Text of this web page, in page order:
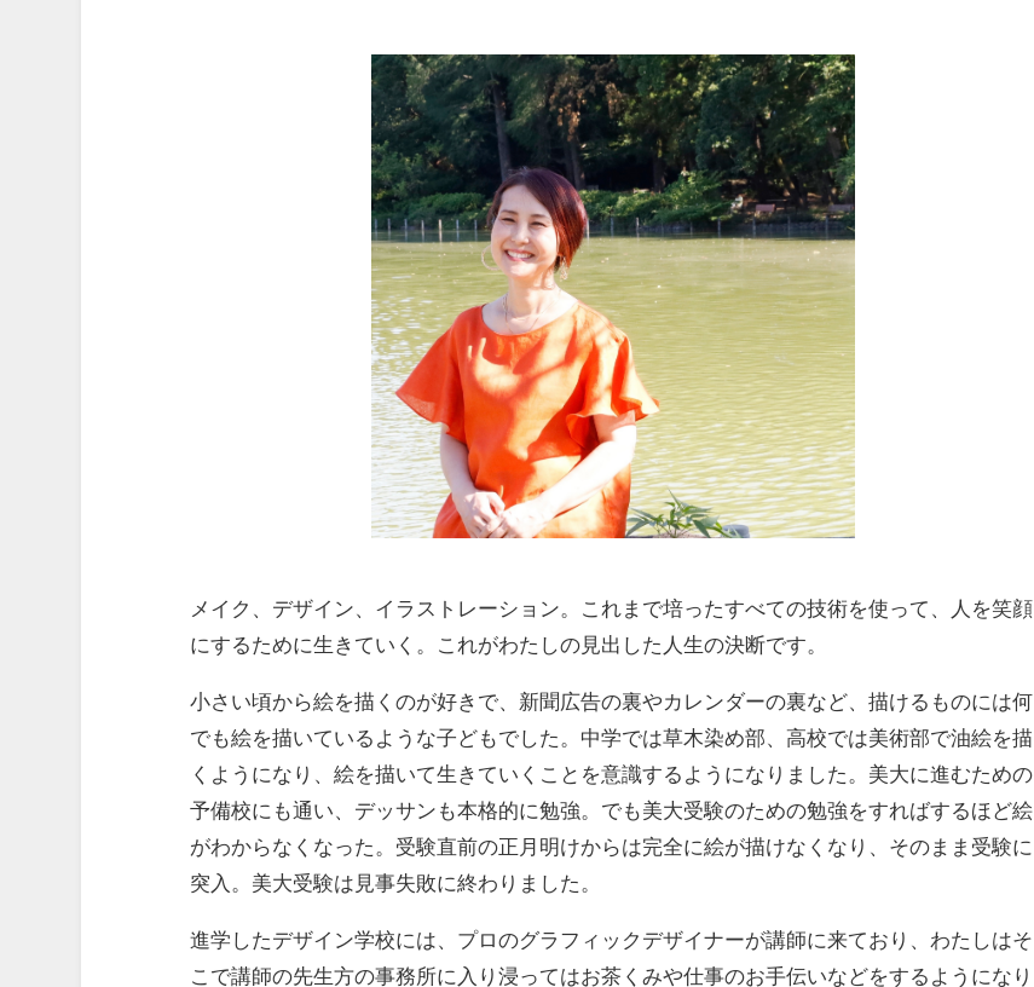
メイク、デザイン、イラストレーション。これまで培ったすべての技術を使って、人を笑顔
にするために生きていく。これがわたしの見出した人生の決断です。
小さい頃から絵を描くのが好きで、新聞広告の裏やカレンダーの裏など、描けるものには何
でも絵を描いているような子どもでした。中学では草木染め部、高校では美術部で油絵を描
くようになり、絵を描いて生きていくことを意識するようになりました。美大に進むための
予備校にも通い、デッサンも本格的に勉強。でも美大受験のための勉強をすればするほど絵
がわからなくなった。受験直前の正月明けからは完全に絵が描けなくなり、そのまま受験に
突入。美大受験は見事失敗に終わりました。
進学したデザイン学校には、プロのグラフィックデザイナーが講師に来ており、わたしはそ
こで講師の先生方の事務所に入り浸ってはお茶くみや仕事のお手伝いなどをするようになり